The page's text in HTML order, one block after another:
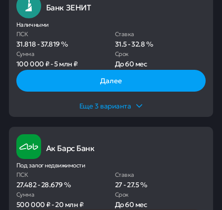
Банк ЗЕНИТ
Наличными
ПСК
31.818-37.819%
Ставка
31.5-32.8%
Сумма
100 000 ₽-5 млн ₽
Срок
До60 мес
Далее
Еще3 варианта
Ак Барс Банк
Под залог недвижимости
ПСК
27.482-28.679%
Ставка
27-27.5%
Сумма
500 000 ₽-20 млн ₽
Срок
До60 мес